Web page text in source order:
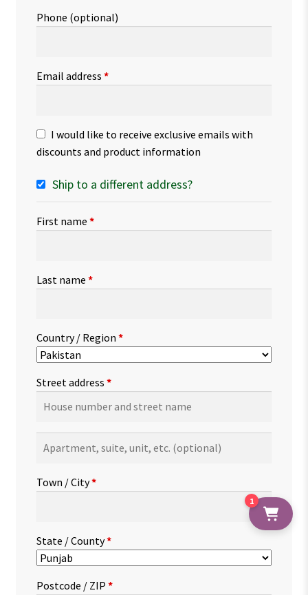
Phone (optional)
Email address *
I would like to receive exclusive emails with
discounts and product information
Ship to a different address?
First name *
Last name *
Country / Region *
Street address *
suite,
etc.(optional)
Town / City*
State / County*
Postcode / ZIP *
1